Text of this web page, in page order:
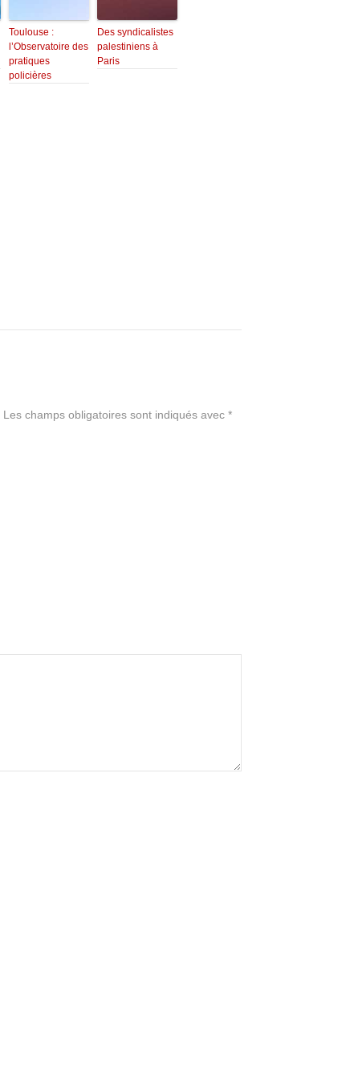
Toulouse :
l’Observatoire des
pratiques
policières
Des syndicalistes
palestiniens à
Paris
Les champs obligatoires sont indiqués avec *